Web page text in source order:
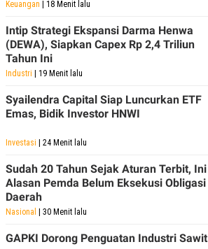
Keuangan | 18 Menit lalu
Intip Strategi Ekspansi Darma Henwa
(DEWA), Siapkan Capex Rp 2,4 Triliun
Tahun Ini
Industri | 19 Menit lalu
Syailendra Capital Siap Luncurkan ETF
Emas, Bidik Investor HNWI
Investasi | 24 Menit lalu
Sudah 20 Tahun Sejak Aturan Terbit, Ini
Alasan Pemda Belum Eksekusi Obligasi
Daerah
Nasional | 30 Menit lalu
GAPKI Dorong Penguatan Industri Sawit